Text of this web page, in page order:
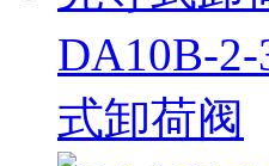
DA10B-
式卸荷阀